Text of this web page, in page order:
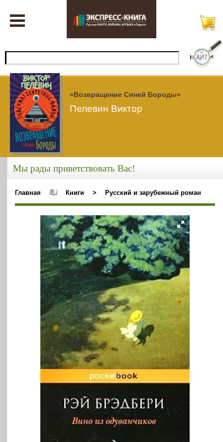
«Возвращение Синей Бороды»
Пелевин Виктор
Мы рады приветствовать Вас!
Главная Книги > Русский и зарубежный роман